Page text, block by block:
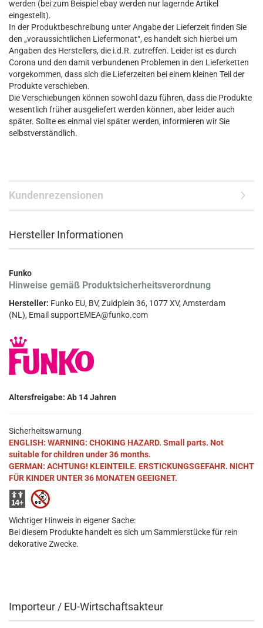
werden (bei zum Beispiel ebay werden nur lagernde Artikel
eingestellt).
In der Produktbeschreibung unter Angabe der Lieferzeit finden Sie
den „voraussichtlichen Liefermonat“, es handelt sich hierbei um
Angaben des Herstellers, die i.d.R. zutreffen. Leider ist es durch
Corona und den damit verbundenen Problemen in den Lieferketten
vorgekommen, dass sich die Lieferzeiten bei einem kleinen Teil der
Produkte verschieben.
Die Verschiebungen können sowohl dazu führen, dass die Produkte
wesentlich früher ausgeliefert werden können, aber leider auch
später. Sollte es einmal viel später werden, informieren wir Sie
selbstverständlich.
Kundenrezensionen
Hersteller Informationen
Funko
Hinweise gemäß Produktsicherheitsverordnung
Hersteller: Funko EU, BV, Zuidplein 36, 1077 XV, Amsterdam
(NL), Email supportEMEA@funko.com
Altersfreigabe: Ab 14 Jahren
Sicherheitswarnung
ENGLISH: WARNING: CHOKING HAZARD. Small parts. Not
suitable for children under 36 months.
GERMAN: ACHTUNG! KLEINTEILE. ERSTICKUNGSGEFAHR. NICHT
FÜR KINDER UNTER 36 MONATEN GEEIGNET.
Wichtiger Hinweis in eigener Sache:
Bei diesem Produkte handelt es sich um Sammlerstücke für rein
dekorative Zwecke.
Importeur / EU-Wirtschaftsakteur